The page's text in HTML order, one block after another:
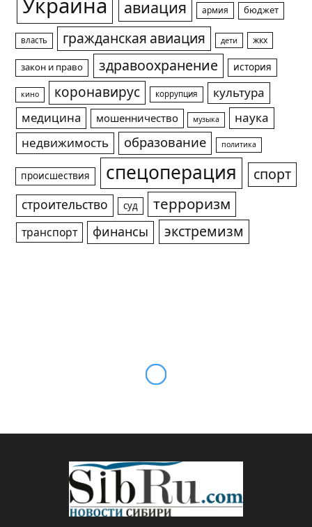
Украина авиация армия бюджет
власть гражданская авиация дети жкх
закон и право здравоохранение история
кино коронавирус коррупция
культура
медицина
мошенничество музыка
наука
недвижимость
образование политика
происшествия спецоперация спорт
строительство суд терроризм
транспорт финансы экстремизм
– что предлагает «Анзур
парк»
25.06.2026 Updated: 25.06.2026
Комментариев нет 8 Mins Read